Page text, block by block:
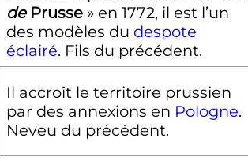
dePrusse » en 1772, il est l’un
des modèles du despote
éclairé. Fils du précédent.
Il accroît le territoire prussien
par des annexions en Pologne.
Neveu du précédent.